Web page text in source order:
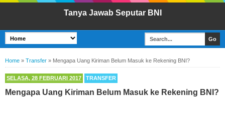
Tanya Jawab Seputar BNI
Home » Transfer » Mengapa Uang Kiriman Belum Masuk ke Rekening BNI?
SELASA, 28 FEBRUARI 2017 TRANSFER
Mengapa Uang Kiriman Belum Masuk ke Rekening BNI?